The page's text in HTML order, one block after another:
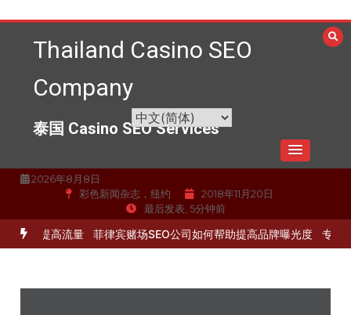
至
Thailand Casino SEO
Company
泰国 Casino SEO Services
2026年8月8日
彩色新闻杂志，纽约
2018年11月20日
最后发表, 5分钟前
务提高流量 菲律宾赌场SEO公司如何帮助提高品牌曝光度 专业的